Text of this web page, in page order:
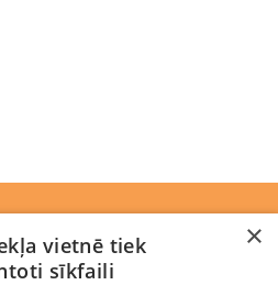
×
vietnē tiek
sīkfaili